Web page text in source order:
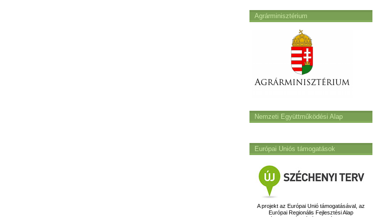
Agrárminisztérium
Nemzeti Együttműködési Alap
Európai Uniós támogatások
A projekt az Európai Unió támogatásával, az
Európai Regionális Fejlesztési Alap